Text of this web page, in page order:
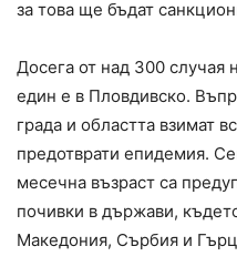
за това ще бъдат
Досега от над 300 случая
един е в Пловдивско.
града и областта взимат
предотврати епидемия.
месечна възраст са
почивки в държави,
Македония, Сърбия и